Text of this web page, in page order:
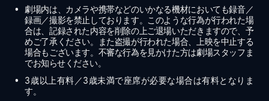
劇場内は、カメラや携帯などのいかなる機材においても録音／
録画／撮影を禁止しております。このような行為が行われた場
合は、記録された内容を削除の上ご退場いただきますので、予
めご了承ください。また盗撮が行われた場合、上映を中止する
場合もございます。不審な行為を見かけた方は劇場スタッフま
でお知らせください。
3歳以上有料／3歳未満で座席が必要な場合は有料となりま
す。